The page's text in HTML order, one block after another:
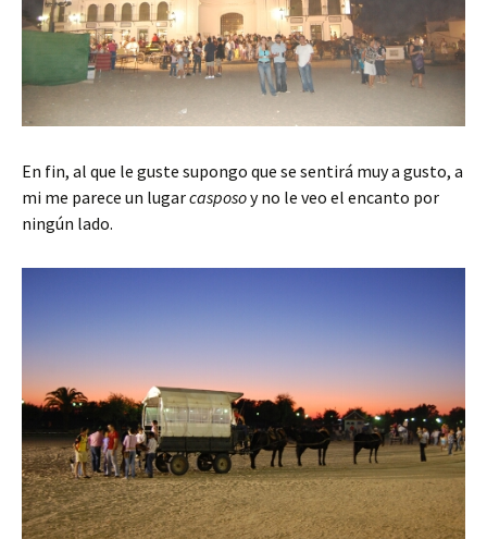
En fin, al que le guste supongo que se sentirá muy a gusto, a
mi me parece un lugarcasposoy no le veo el encanto por
ningún lado.